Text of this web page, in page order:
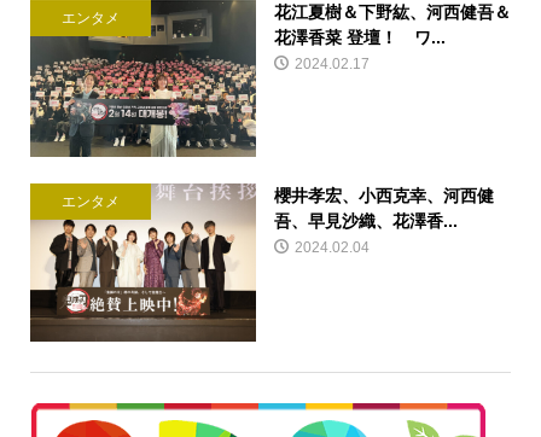
エンタメ
花江夏樹＆下野紘、河西健吾＆
花澤香菜 登壇！ ワ...
2024.02.17
エンタメ
櫻井孝宏、小西克幸、河西健
吾、早見沙織、花澤香...
2024.02.04